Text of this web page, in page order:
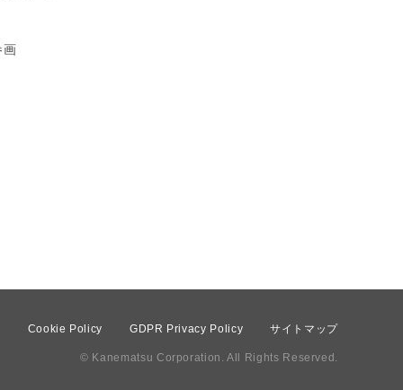
画
Cookie Policy GDPR Privacy Policy サイトマップ
© Kanematsu Corporation. All Rights Reserved.